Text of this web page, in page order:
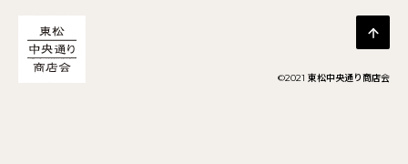
©︎2021 東松中央通り商店会